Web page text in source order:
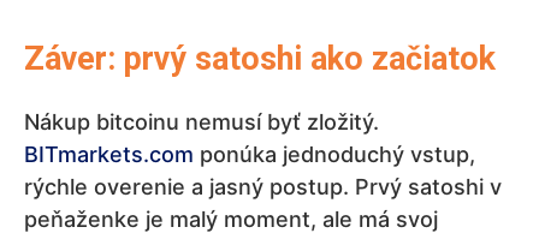
Záver: prvý satoshi ako začiatok
Nákup bitcoinu nemusí byť zložitý.
BITmarkets.com ponúka jednoduchý vstup,
rýchle overenie a jasný postup. Prvý satoshi v
peňaženke je malý moment, ale má svoj